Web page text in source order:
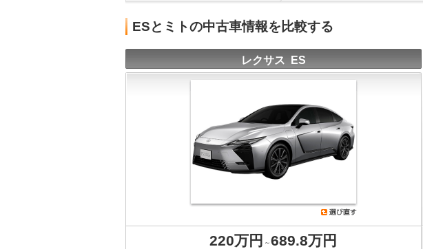
ESとミトの中古車情報を比較する
レクサス ES
220万円 ～689.8万円